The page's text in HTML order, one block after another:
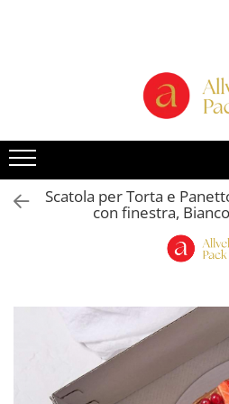
Scatole per Panettone e Torte
Scatole per Panettone e Torte con
Finestra
Scatole per Panettone e Torte
senza Finestra
Buste in Cartone per Regalo
Scatole Alte con Finestra per
Scatole Alte senza Finestra per Mini
Pasticcini
Scatola per Torta e
con finestra,